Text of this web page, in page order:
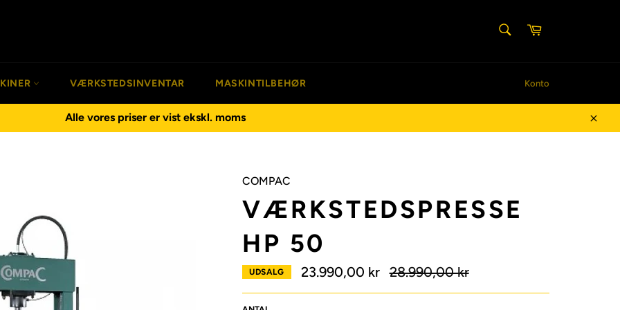
Indkøbskurv
VÆRKSTEDSINVENTAR MASKINTILBEHØR Konto
Alle vores priser er vist ekskl. moms
Luk
COMPAC
VÆRKSTEDSPRESSE
HP 50
UDSALG 23.990,00 kr Normalpris
28.990,00 kr